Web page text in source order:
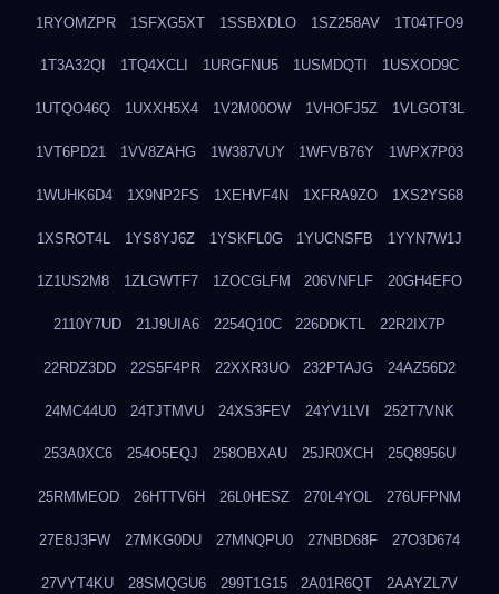
1RYOMZPR 1SFXG5XT 1SSBXDLO 1SZ258AV 1T04TFO9
1T3A32QI 1TQ4XCLI 1URGFNU5 1USMDQTI 1USXOD9C
1UTQO46Q 1UXXH5X4 1V2M00OW 1VHOFJ5Z 1VLGOT3L
1VT6PD21 1VV8ZAHG 1W387VUY 1WFVB76Y 1WPX7P03
1WUHK6D4 1X9NP2FS 1XEHVF4N 1XFRA9ZO 1XS2YS68
1XSROT4L 1YS8YJ6Z 1YSKFL0G 1YUCNSFB 1YYN7W1J
1Z1US2M8 1ZLGWTF7 1ZOCGLFM 206VNFLF 20GH4EFO
2110Y7UD 21J9UIA6 2254Q10C 226DDKTL 22R2IX7P
22RDZ3DD 22S5F4PR 22XXR3UO 232PTAJG 24AZ56D2
24MC44U0 24TJTMVU 24XS3FEV 24YV1LVI 252T7VNK
253A0XC6 254O5EQJ 258OBXAU 25JR0XCH 25Q8956U
25RMMEOD 26HTTV6H 26L0HESZ 270L4YOL 276UFPNM
27E8J3FW 27MKG0DU 27MNQPU0 27NBD68F 27O3D674
27VYT4KU 28SMQGU6 299T1G15 2A01R6QT 2AAYZL7V